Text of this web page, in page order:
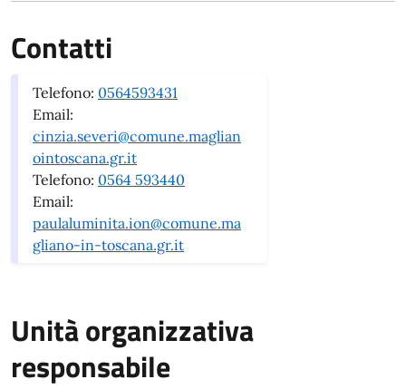
Contatti
Telefono: 0564593431
Email:
cinzia.severi@comune.maglian
ointoscana.gr.it
Telefono: 0564 593440
Email:
paulaluminita.ion@comune.ma
gliano-in-toscana.gr.it
Unità organizzativa
responsabile